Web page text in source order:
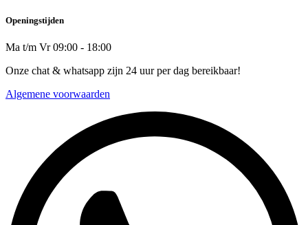
Openingstijden
Ma t/m Vr 09:00 - 18:00
Onze chat & whatsapp zijn 24 uur per dag bereikbaar!
Algemene voorwaarden